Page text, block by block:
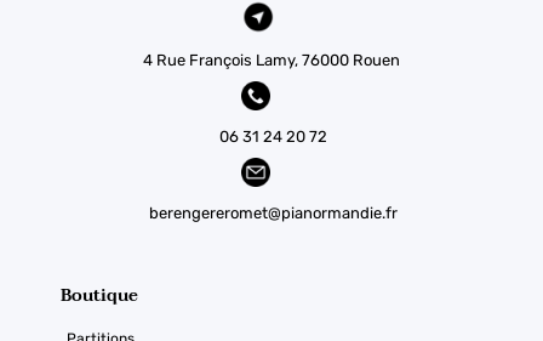
4 Rue François Lamy, 76000 Rouen
06 31 24 20 72
berengereromet@pianormandie.fr
Boutique